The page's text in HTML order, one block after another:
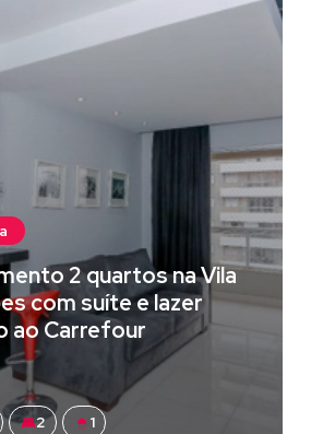
2 quartos na Vila
com suíte e lazer
ao Carrefour
2 1